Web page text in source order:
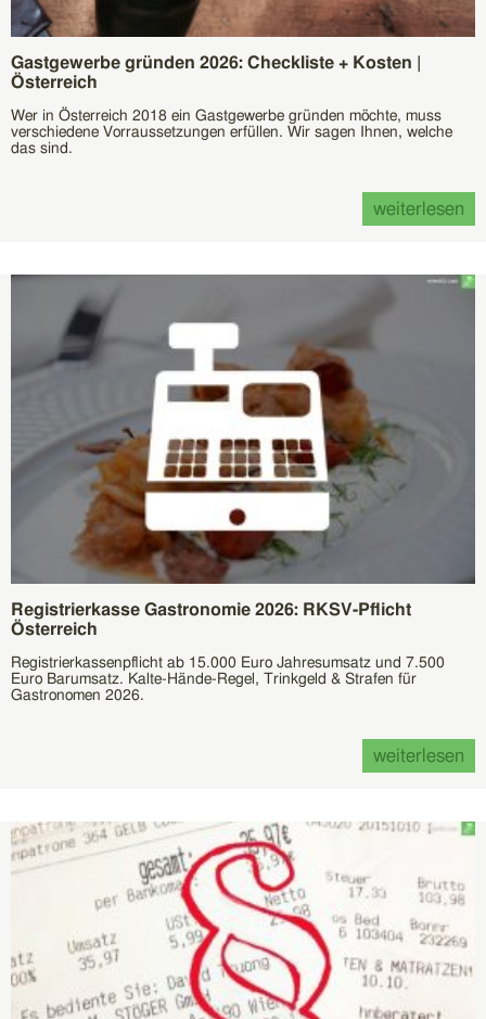
Gastgewerbe gründen 2026: Checkliste + Kosten |
Österreich
Wer in Österreich 2018 ein Gastgewerbe gründen möchte, muss
verschiedene Vorraussetzungen erfüllen. Wir sagen Ihnen, welche
das sind.
weiterlesen
Registrierkasse Gastronomie 2026: RKSV-Pflicht
Österreich
Registrierkassenpflicht ab 15.000 Euro Jahresumsatz und 7.500
Euro Barumsatz. Kalte-Hände-Regel, Trinkgeld & Strafen für
Gastronomen 2026.
weiterlesen